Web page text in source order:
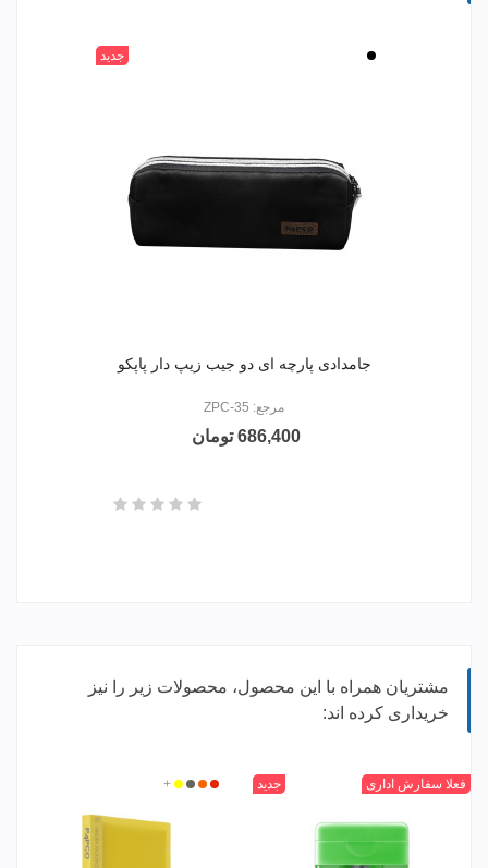
مشکی جدید
جامدادی پارچه ای دو جیب زیپ دار پاپکو
مرجع: ZPC-35
686,400 تومان
مشتریان همراه با این محصول، محصولات زیر را نیز
خریداری کرده اند:
مشکی
بنفشقرمز
زرد+ جدید فعلا سفارش اداری قرمزنارنجی
دودی
زرد+